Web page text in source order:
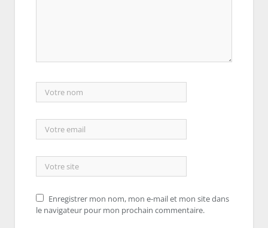
Enregistrer mon nom, mon e-mail et mon site dans
le navigateur pour mon prochain commentaire.